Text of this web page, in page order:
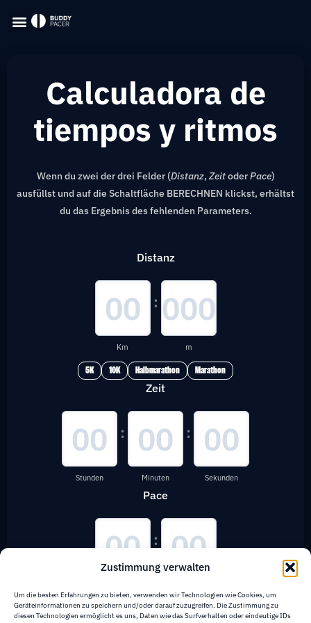
Zustimmung verwalten
Um die besten Erfahrungen zu bieten, verwenden wir Technologien wie Cookies, um
Geräteinformationen zu speichern und/oder darauf zuzugreifen. Die Zustimmung zu
diesen Technologien ermöglicht es uns, Daten wie das Surfverhalten oder eindeutige IDs
Calculadora de
tiempos y ritmos
Wenn du zwei der drei Felder (Distanz, ZeitoderPace)
ausfüllst und auf die Schaltfläche BERECHNEN klickst, erhältst
du das Ergebnis des fehlenden Parameters.
Distanz
Km
:
m
5K 10K Halbmarathon Marathon
Zeit
Stunden
:
Minuten
:
Sekunden
Pace
: